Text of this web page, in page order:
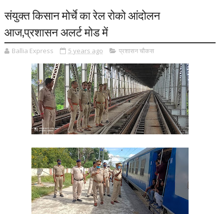
संयुक्त किसान मोर्चे का रेल रोको आंदोलन
आज,प्रशासन अलर्ट मोड में
Ballia Express 5 years ago प्रशासन चौकस